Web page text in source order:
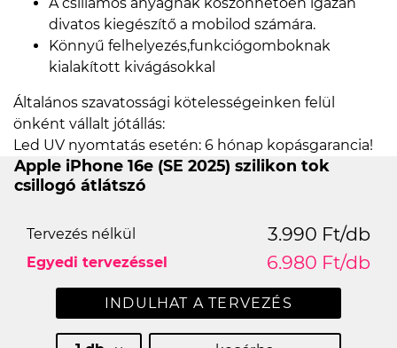
divatos kiegészítő a mobilod számára.
Könnyű felhelyezés,funkciógomboknak
kialakított kivágásokkal
Általános szavatossági kötelességeinken felül
önként vállalt jótállás:
Led UV nyomtatás esetén: 6 hónap kopásgarancia!
Apple iPhone 16e (SE 2025) szilikon tok
csillogó átlátszó
Tervezés nélkül 3.990 Ft/db
Egyedi tervezéssel 6.980 Ft/db
INDULHAT A TERVEZÉS